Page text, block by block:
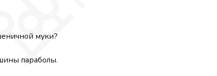
муки?
параболы.